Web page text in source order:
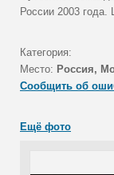
России 2003
Категория:
Место: Россия,
Сообщить об
Ещё фото